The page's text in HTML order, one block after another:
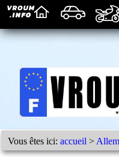
Vous êtes ici:accueil >